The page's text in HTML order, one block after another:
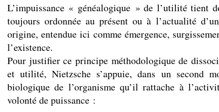
L’impuissance « généalogique » de l’utilité tient
toujours ordonnée au présent ou à l’actualité
origine, entendue ici comme émergence,
l’existence.
Pour justifier ce principe méthodologique de
et utilité, Nietzsche s’appuie, dans un second
biologique de l’organisme qu’il rattache à
volonté de puissance :